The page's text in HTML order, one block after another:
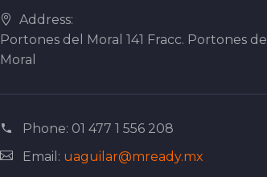
Address:
Portones del Moral 141 Fracc. Portones del
Moral
Phone: 01 477 1 556 208
Email: uaguilar@mready.mx